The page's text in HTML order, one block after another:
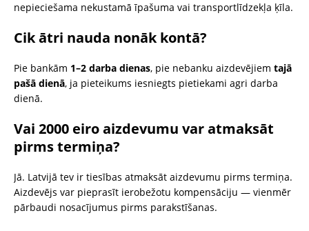
nepieciešama nekustamā īpašuma vai transportlīdzekļa ķīla.
Cik ātri nauda nonāk kontā?
Pie bankām 1–2 darba dienas, pie nebanku aizdevējiem tajā
pašā dienā, ja pieteikums iesniegts pietiekami agri darba
dienā.
Vai 2000 eiro aizdevumu var atmaksāt
pirms termiņa?
Jā. Latvijā tev ir tiesības atmaksāt aizdevumu pirms termiņa.
Aizdevējs var pieprasīt ierobežotu kompensāciju — vienmēr
pārbaudi nosacījumus pirms parakstīšanas.